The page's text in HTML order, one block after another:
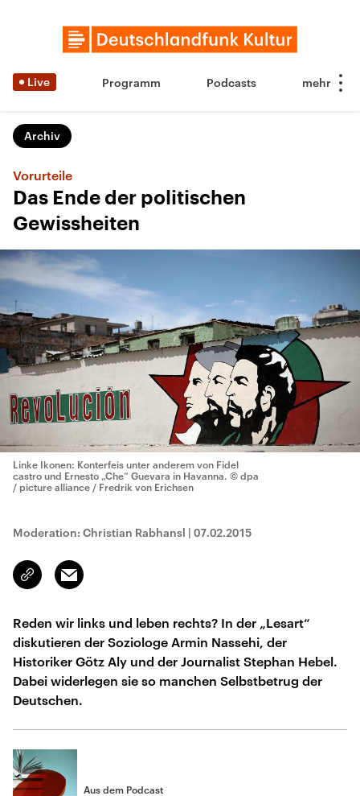
Live Programm Podcasts
Archiv
Vorurteile
Das Ende der politischen
Gewissheiten
Linke Ikonen: Konterfeis unter anderem von Fidel
castro und Ernesto „Che“ Guevara in Havanna. © dpa
/ picture alliance / Fredrik von Erichsen
Moderation: Christian Rabhansl | 07.02.2015
Link
kopieren/teilen
Email
Reden wir links und leben rechts? In der „Lesart“
diskutieren der Soziologe Armin Nassehi, der
Historiker Götz Aly und der Journalist Stephan Hebel.
Dabei widerlegen sie so manchen Selbstbetrug der
Deutschen.
Aus dem Podcast